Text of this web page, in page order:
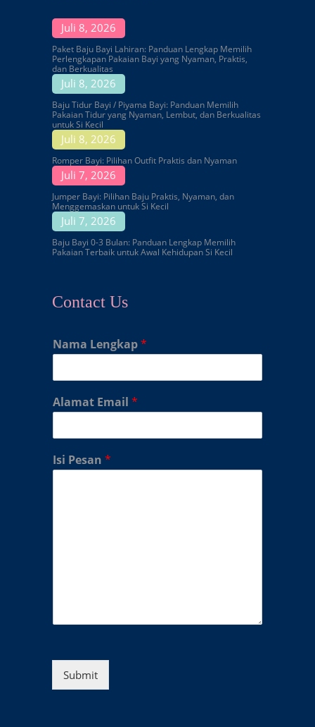
Juli 8, 2026
Paket Baju Bayi Lahiran: Panduan Lengkap Memilih
Perlengkapan Pakaian Bayi yang Nyaman, Praktis,
dan Berkualitas
Juli 8, 2026
Baju Tidur Bayi / Piyama Bayi: Panduan Memilih
Pakaian Tidur yang Nyaman, Lembut, dan Berkualitas
untuk Si Kecil
Juli 8, 2026
Romper Bayi: Pilihan Outfit Praktis dan Nyaman
Juli 7, 2026
Jumper Bayi: Pilihan Baju Praktis, Nyaman, dan
Menggemaskan untuk Si Kecil
Juli 7, 2026
Baju Bayi 0-3 Bulan: Panduan Lengkap Memilih
Pakaian Terbaik untuk Awal Kehidupan Si Kecil
Contact Us
Nama Lengkap*
Alamat Email *
Isi Pesan *
Submit